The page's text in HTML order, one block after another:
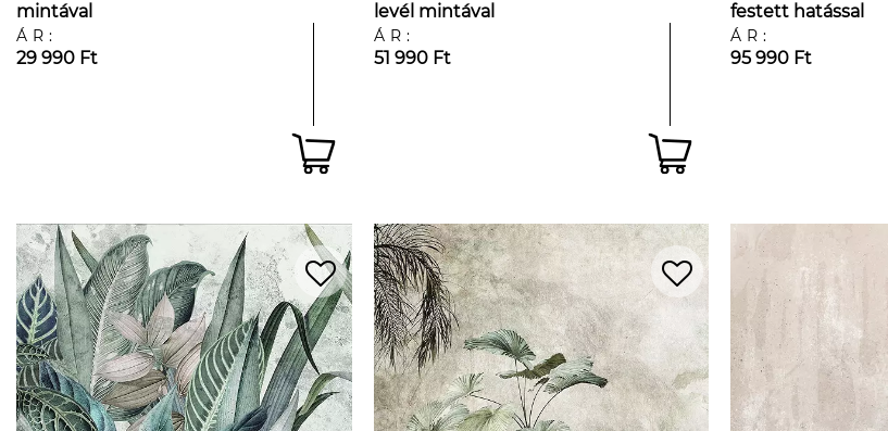
mintával
ÁR:
29 990 Ft
levél mintával
ÁR:
51 990 Ft
festett hatással
ÁR:
95 990 Ft